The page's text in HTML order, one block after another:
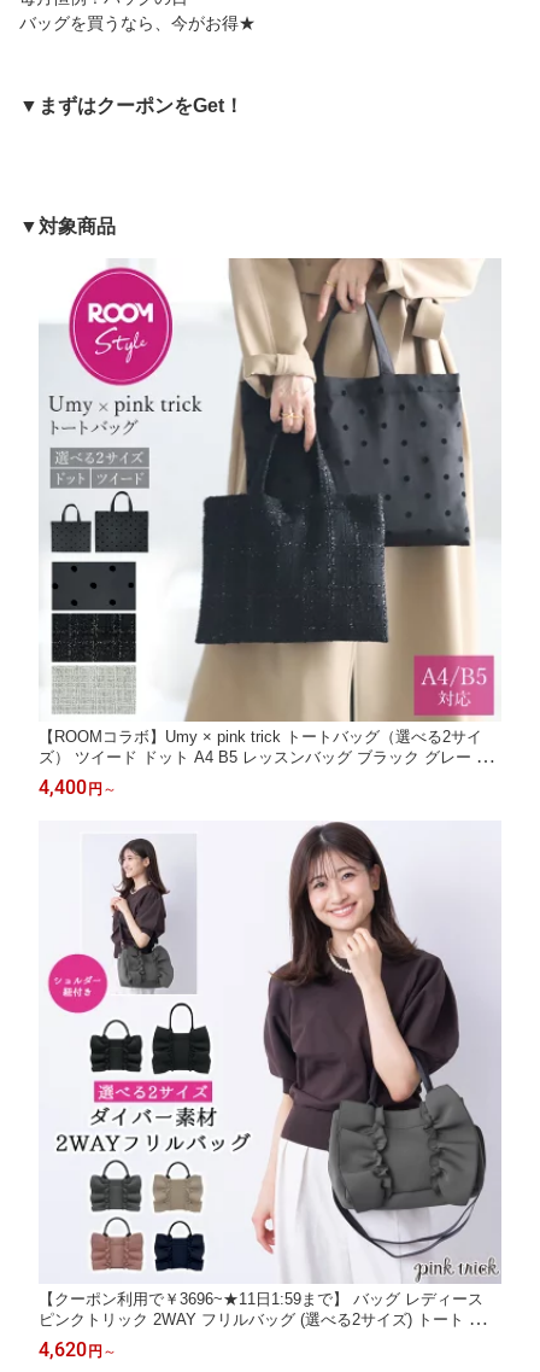
バッグを買うなら、今がお得★
▼まずはクーポンをGet！
▼対象商品
【ROOMコラボ】Umy × pink trick トートバッグ（選べる2サイ
ズ） ツイード ドット A4 B5 レッスンバッグ ブラック グレー ラ
メ フロッキー 大人 学校 授業参観 説明会 通勤 バッグ 結婚式 二
次会 オケージョン サブバッグ
4,400 円 ～
【クーポン利用で￥3696~★11日1:59まで】 バッグ レディース
ピンクトリック 2WAY フリルバッグ (選べる2サイズ) トート ショ
ルダー ダイバー素材 レッスンバッグ bag 鞄 A4対応 プチプラ 肩
掛け ハンドバッグ 手提げ 通勤 通学 お受験 耐水 雨の日 ツーウェ
4,620 円 ～